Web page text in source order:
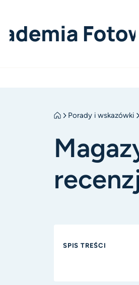
Porady i wskazówki
SPIS TREŚCI